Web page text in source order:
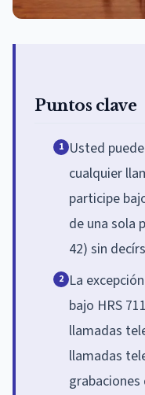
Puntos clave
1 Usted
cualquier
participe
de una sola
42) sin
2 La
bajo HRS
llamadas
llamadas
grabaciones